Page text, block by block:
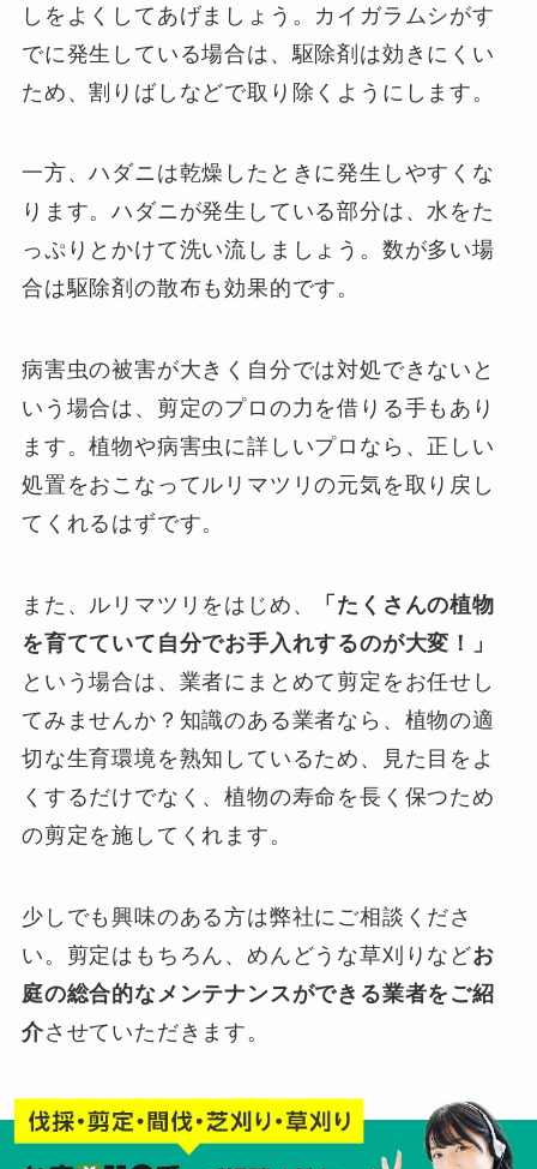
しをよくしてあげましょう。カイガラムシがす
でに発生している場合は、駆除剤は効きにくい
ため、割りばしなどで取り除くようにします。
一方、ハダニは乾燥したときに発生しやすくな
ります。ハダニが発生している部分は、水をた
っぷりとかけて洗い流しましょう。数が多い場
合は駆除剤の散布も効果的です。
病害虫の被害が大きく自分では対処できないと
いう場合は、剪定のプロの力を借りる手もあり
ます。植物や病害虫に詳しいプロなら、正しい
処置をおこなってルリマツリの元気を取り戻し
てくれるはずです。
また、ルリマツリをはじめ、
「たくさんの植物
を育てていて自分でお手入れするのが大変！」
という場合は、業者にまとめて剪定をお任せし
てみませんか？知識のある業者なら、植物の適
切な生育環境を熟知しているため、見た目をよ
くするだけでなく、植物の寿命を長く保つため
の剪定を施してくれます。
少しでも興味のある方は弊社にご相談くださ
い。剪定はもちろん、めんどうな草刈りなどお
庭の総合的なメンテナンスができる業者をご紹
介させていただきます。